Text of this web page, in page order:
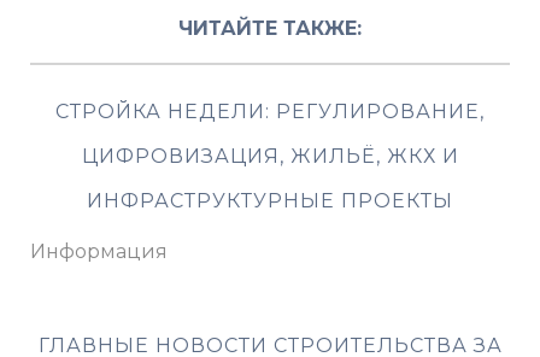
ЧИТАЙТЕ ТАКЖЕ:
СТРОЙКА НЕДЕЛИ: РЕГУЛИРОВАНИЕ,
ЦИФРОВИЗАЦИЯ, ЖИЛЬЁ, ЖКХ И
ИНФРАСТРУКТУРНЫЕ ПРОЕКТЫ
Информация
ГЛАВНЫЕ НОВОСТИ СТРОИТЕЛЬСТВА ЗА